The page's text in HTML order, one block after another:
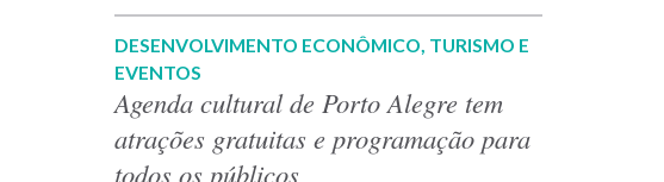
DESENVOLVIMENTO ECONÔMICO, TURISMO E
EVENTOS
Agenda cultural de Porto Alegre tem
atrações gratuitas e programação para
todos os públicos